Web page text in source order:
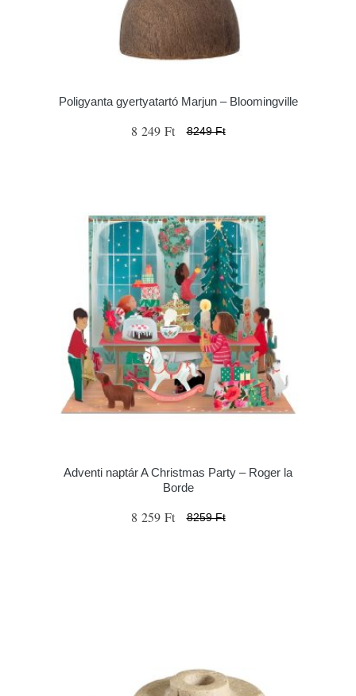
Poligyanta gyertyatartó Marjun – Bloomingville
8 249 Ft 8249 Ft
Adventi naptár A Christmas Party – Roger la
Borde
8 259 Ft 8259 Ft